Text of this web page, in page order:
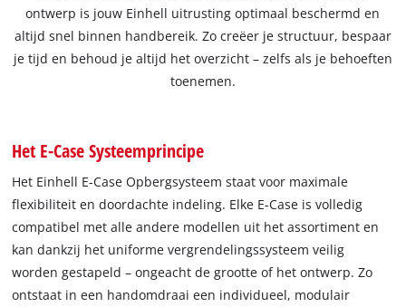
ontwerp is jouw Einhell uitrusting optimaal beschermd en
altijd snel binnen handbereik. Zo creëer je structuur, bespaar
je tijd en behoud je altijd het overzicht – zelfs als je behoeften
toenemen.
Het E-Case Systeemprincipe
Het Einhell E-Case Opbergsysteem staat voor maximale
flexibiliteit en doordachte indeling. Elke E-Case is volledig
compatibel met alle andere modellen uit het assortiment en
kan dankzij het uniforme vergrendelingssysteem veilig
worden gestapeld – ongeacht de grootte of het ontwerp. Zo
ontstaat in een handomdraai een individueel, modulair